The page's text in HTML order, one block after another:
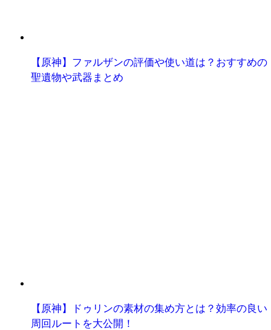
【原神】ファルザンの評価や使い道は？おすすめの
聖遺物や武器まとめ
【原神】ドゥリンの素材の集め方とは？効率の良い
周回ルートを大公開！